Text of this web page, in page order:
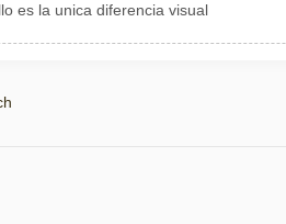
es la unica diferencia visual